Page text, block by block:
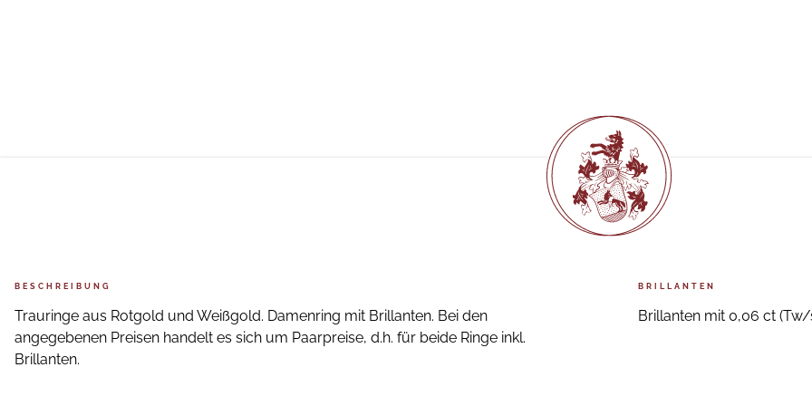
BESCHREIBUNG
Trauringe aus Rotgold und Weißgold. Damenring mit Brillanten. Bei den
angegebenen Preisen handelt es sich um Paarpreise, d.h. für beide Ringe inkl.
Brillanten.
BRILLANTEN
Brillanten mit 0,06 ct (Tw/